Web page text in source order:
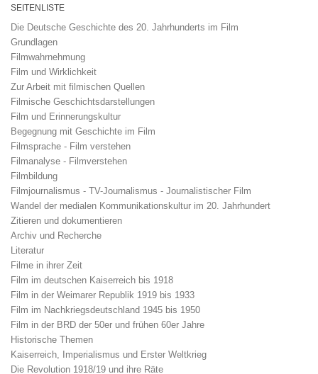
SEITENLISTE
Die Deutsche Geschichte des 20. Jahrhunderts im Film
Grundlagen
Filmwahrnehmung
Film und Wirklichkeit
Zur Arbeit mit filmischen Quellen
Filmische Geschichtsdarstellungen
Film und Erinnerungskultur
Begegnung mit Geschichte im Film
Filmsprache - Film verstehen
Filmanalyse - Filmverstehen
Filmbildung
Filmjournalismus - TV-Journalismus - Journalistischer Film
Wandel der medialen Kommunikationskultur im 20. Jahrhundert
Zitieren und dokumentieren
Archiv und Recherche
Literatur
Filme in ihrer Zeit
Film im deutschen Kaiserreich bis 1918
Film in der Weimarer Republik 1919 bis 1933
Film im Nachkriegsdeutschland 1945 bis 1950
Film in der BRD der 50er und frühen 60er Jahre
Historische Themen
Kaiserreich, Imperialismus und Erster Weltkrieg
Die Revolution 1918/19 und ihre Räte